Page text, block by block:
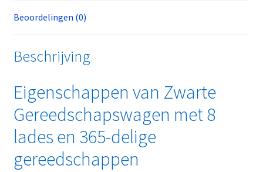
Beoordelingen (0)
Beschrijving
Eigenschappen van Zwarte
Gereedschapswagen met 8
lades en 365-delige
gereedschappen